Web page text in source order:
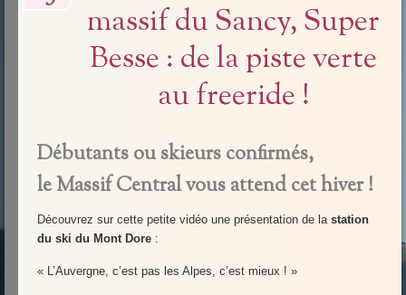
massif du Sancy, Super
Besse : de la piste verte
au freeride !
Débutants ou skieurs confirmés,
le Massif Central vous attend cet hiver !
Découvrez sur cette petite vidéo une présentation de la station
du ski du Mont Dore:
« L’Auvergne, c’est pas les Alpes, c’est mieux ! »